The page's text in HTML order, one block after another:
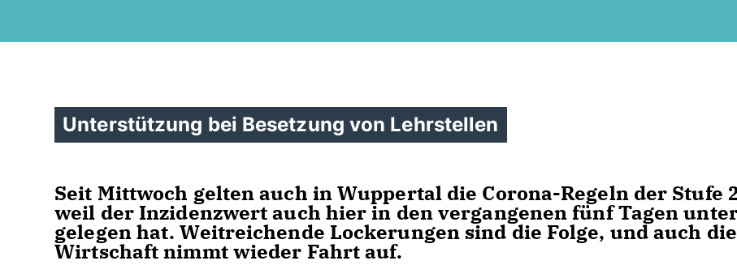
Unterstützung bei Besetzung von Lehrstellen
Seit Mittwoch gelten auch in Wuppertal die Corona-Regeln der Stufe
weil der Inzidenzwert auch hier in den vergangenen fünf Tagen
gelegen hat. Weitreichende Lockerungen sind die Folge, und auch die
Wirtschaft nimmt wieder Fahrt auf.